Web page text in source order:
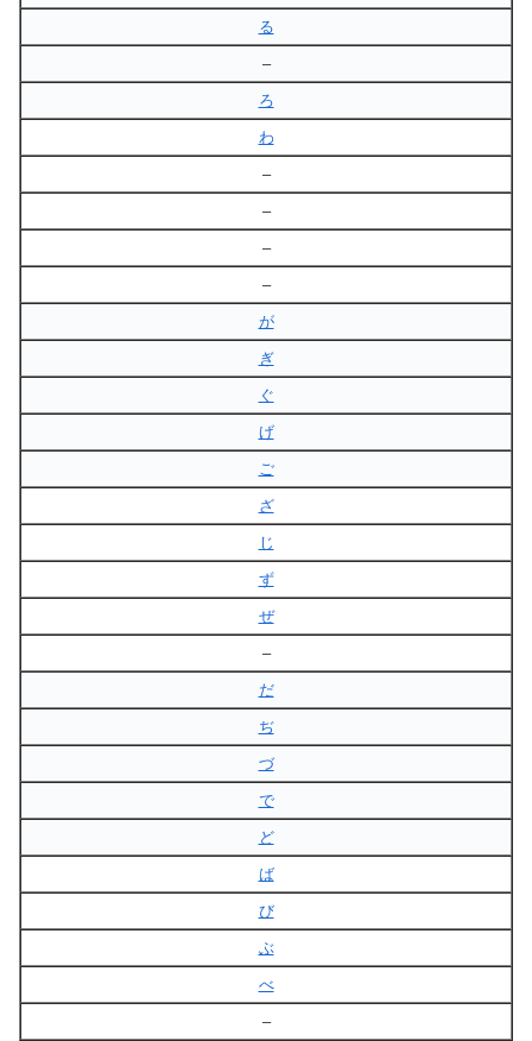
る
–
ろ
わ
–
–
–
–
が
ぎ
ぐ
げ
ご
ざ
じ
ず
ぜ
–
だ
ぢ
づ
で
ど
ば
び
ぶ
べ
–